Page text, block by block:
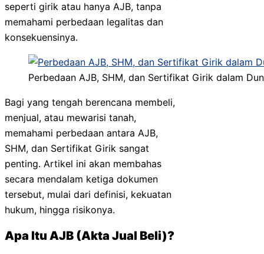
seperti girik atau hanya AJB, tanpa
memahami perbedaan legalitas dan
konsekuensinya.
Perbedaan AJB, SHM, dan Sertifikat Girik dalam
Bagi yang tengah berencana membeli,
menjual, atau mewarisi tanah,
memahami perbedaan antara AJB,
SHM, dan Sertifikat Girik sangat
penting. Artikel ini akan membahas
secara mendalam ketiga dokumen
tersebut, mulai dari definisi, kekuatan
hukum, hingga risikonya.
Apa Itu AJB (Akta Jual Beli)?